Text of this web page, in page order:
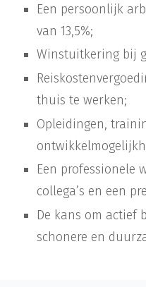
Een persoonlijk
van 13,5%;
Winstuitkering bij
thuis te werken;
Opleidingen,
Een professionele
collega’s en een
De kans om actief
schonere en